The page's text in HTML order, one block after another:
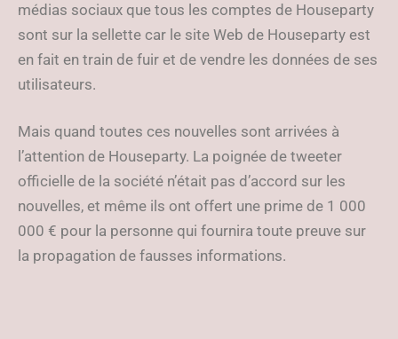
médias sociaux que tous les comptes de Houseparty
sont sur la sellette car le site Web de Houseparty est
en fait en train de fuir et de vendre les données de ses
utilisateurs.
Mais quand toutes ces nouvelles sont arrivées à
l’attention de Houseparty. La poignée de tweeter
officielle de la société n’était pas d’accord sur les
nouvelles, et même ils ont offert une prime de 1 000
000 € pour la personne qui fournira toute preuve sur
la propagation de fausses informations.